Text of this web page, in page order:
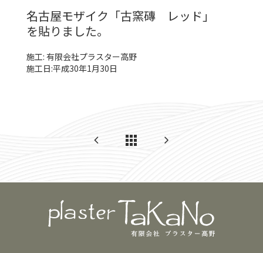
名古屋モザイク「古窯磚 レッド」
を貼りました。
施工: 有限会社プラスター高野
施工日:平成30年1月30日